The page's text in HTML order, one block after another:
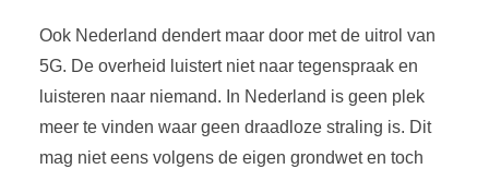
Ook Nederland dendert maar door met de uitrol van
5G. De overheid luistert niet naar tegenspraak en
luisteren naar niemand. In Nederland is geen plek
meer te vinden waar geen draadloze straling is. Dit
mag niet eens volgens de eigen grondwet en toch